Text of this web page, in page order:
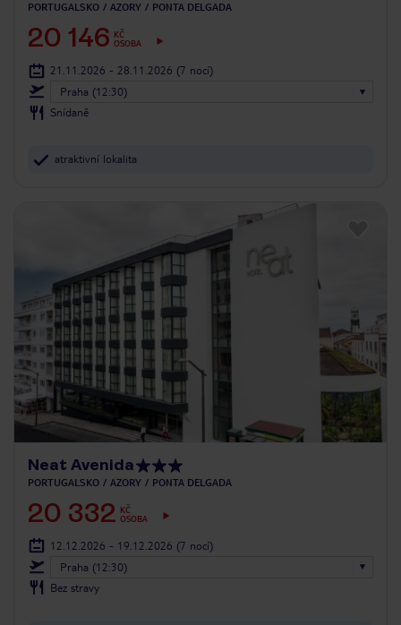
PORTUGALSKO AZORY PONTA DELGADA
20 146 KČ
OSOBA
21.11.2026 - 28.11.2026 (7 nocí)
Praha (12:30)
Snídaně
atraktivní lokalita
Neat Avenida
PORTUGALSKO AZORY PONTA DELGADA
20 332 KČ
OSOBA
12.12.2026 - 19.12.2026 (7 nocí)
Praha (12:30)
Bez stravy